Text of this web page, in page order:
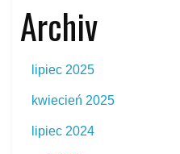
Archiv
lipiec 2025
kwiecień 2025
lipiec 2024